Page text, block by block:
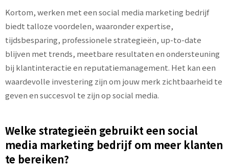
Kortom, werken met een social media marketing bedrijf
biedt talloze voordelen, waaronder expertise,
tijdsbesparing, professionele strategieën, up-to-date
blijven met trends, meetbare resultaten en ondersteuning
bij klantinteractie en reputatiemanagement. Het kan een
waardevolle investering zijn om jouw merk zichtbaarheid te
geven en succesvol te zijn op social media.
Welke strategieën gebruikt een social
media marketing bedrijf om meer klanten
te bereiken?